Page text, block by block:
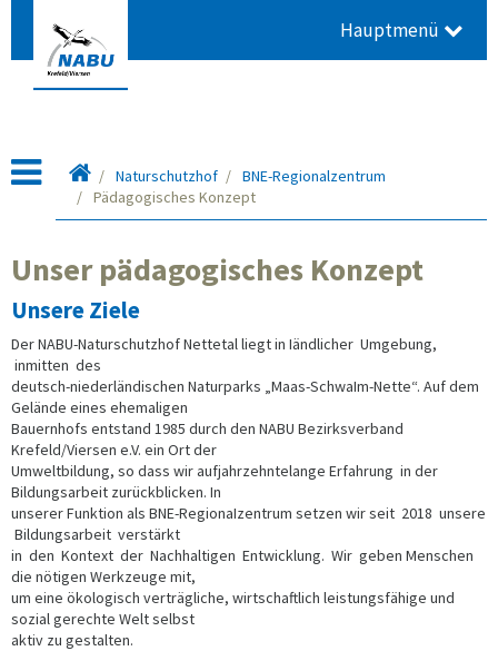
Hauptmenü
Startseite
Naturschutzhof
BNE-Regionalzentrum
Pädagogisches Konzept
Unser pädagogisches Konzept
Unsere Ziele
Der NABU-Naturschutzhof Nettetal liegt in Iändlicher Umgebung,
inmitten des
deutsch-niederländischen Naturparks „Maas-SchwaIm-Nette“. Auf dem
Gelände eines ehemaligen
Bauernhofs entstand 1985 durch den NABU Bezirksverband
Krefeld/Viersen e.V. ein Ort der
Umweltbildung, so dass wir aufjahrzehntelange Erfahrung in der
Bildungsarbeit zurückblicken. In
unserer Funktion als BNE-RegionaIzentrum setzen wir seit 2018 unsere
Bildungsarbeit verstärkt
in den Kontext der Nachhaltigen Entwicklung. Wir geben Menschen
die nötigen Werkzeuge mit,
um eine ökologisch verträgliche, wirtschaftlich leistungsfähige und
sozial gerechte Welt selbst
aktiv zu gestalten.